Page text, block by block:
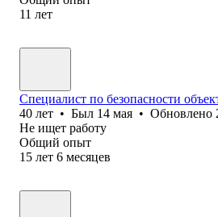
11 лет
Специалист по безопасности
40 лет • Был 14 мая • Обновлено
Не ищет работу
Общий опыт
15 лет 6 месяцев